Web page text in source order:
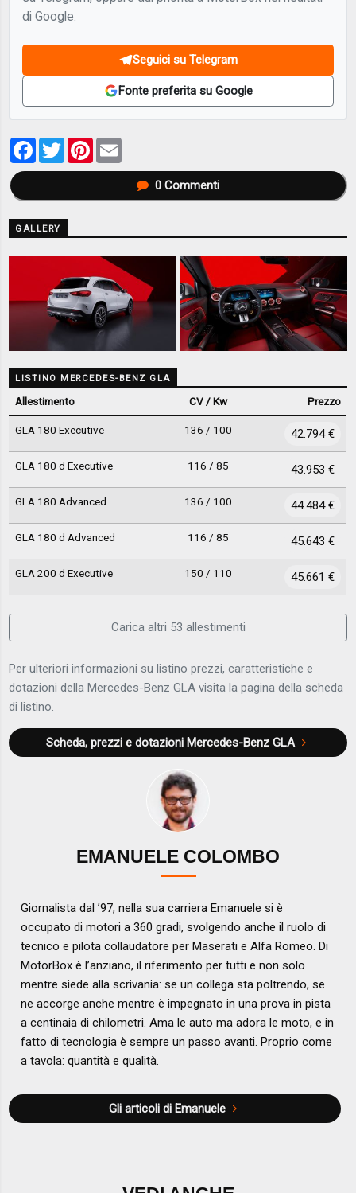
di Google.
Seguici su Telegram
Fonte preferita su Google
Facebook
TwitterPinterest
0Commenti
GALLERY
LISTINO MERCEDES-BENZ GLA
Allestimento CV / Kw Prezzo
GLA 180 Executive 136 / 100 42.794 €
GLA 180 d Executive 116 / 85 43.953 €
GLA 180 Advanced 136 / 100 44.484 €
GLA 180 d Advanced 116 / 85 45.643 €
GLA 200 d Executive 150 / 110 45.661 €
Carica altri 53 allestimenti
Per ulteriori informazioni su listino prezzi, caratteristiche e
dotazioni della Mercedes-Benz GLA visita la pagina della scheda
di listino.
Scheda, prezzi e dotazioni Mercedes-Benz GLA
EMANUELE COLOMBO
Giornalista dal ’97, nella sua carriera Emanuele si è
occupato di motori a 360 gradi, svolgendo anche il ruolo di
tecnico e pilota collaudatore per Maserati e Alfa Romeo. Di
MotorBox è l’anziano, il riferimento per tutti e non solo
mentre siede alla scrivania: se un collega sta poltrendo, se
ne accorge anche mentre è impegnato in una prova in pista
a centinaia di chilometri. Ama le auto ma adora le moto, e in
fatto di tecnologia è sempre un passo avanti. Proprio come
a tavola: quantità e qualità.
Gli articoli di Emanuele